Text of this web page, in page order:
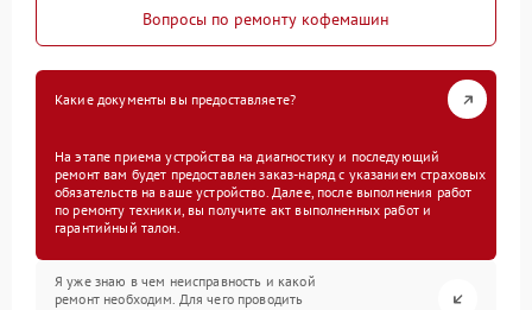
Вопросы по ремонту кофемашин
Какие документы вы предоставляете?
На этапе приема устройства на диагностику и последующий
ремонт вам будет предоставлен заказ-наряд с указанием страховых
обязательств на ваше устройство. Далее, после выполнения работ
по ремонту техники, вы получите акт выполненных работ и
гарантийный талон.
Я уже знаю в чем неисправность и какой
ремонт необходим. Для чего проводить